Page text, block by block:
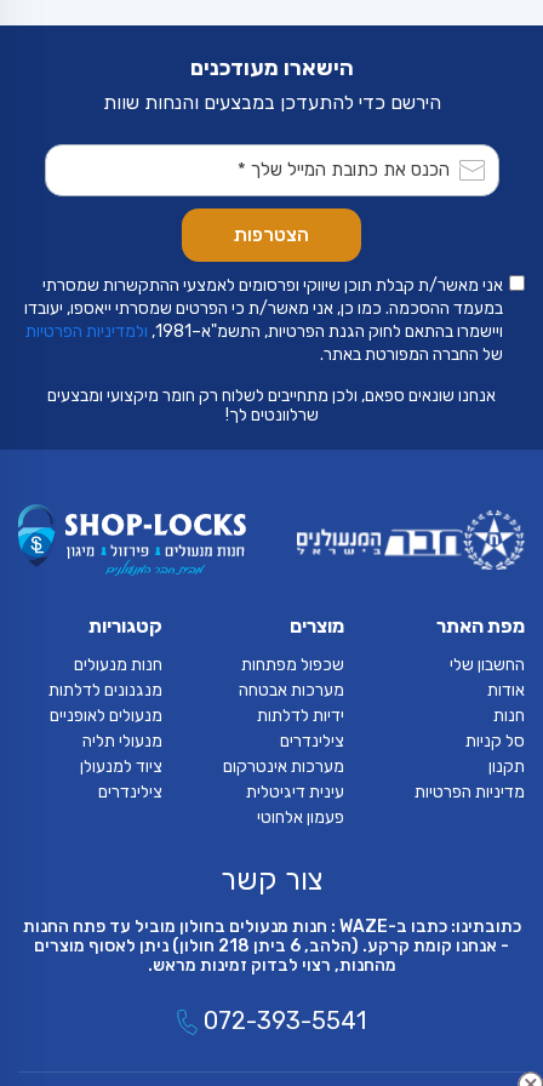
הישארו מעודכנים
הירשם כדי להתעדכן במבצעים והנחות שוות
אני מאשר/ת קבלת תוכן שיווקי ופרסומים לאמצעי ההתקשרות שמסרתי
במעמד ההסכמה. כמו כן, אני מאשר/ת כי הפרטים שמסרתי ייאספו, יעובדו
ויישמרו בהתאם לחוק הגנת הפרטיות, התשמ"א–1981,
ולמדיניות הפרטיות
של החברה המפורטת באתר.
אנחנו שונאים ספאם, ולכן מתחייבים לשלוח רק חומר מיקצועי ומבצעים
שרלוונטים לך!
מפת האתר
החשבון שלי
אודות
חנות
סל קניות
תקנון
מדיניות הפרטיות
מוצרים
שכפול מפתחות
מערכות אבטחה
ידיות לדלתות
צילינדרים
מערכות אינטרקום
עינית דיגיטלית
פעמון אלחוטי
קטגוריות
חנות מנעולים
מנגנונים לדלתות
מנעולים לאופניים
מנעולי תליה
ציוד למנעולן
צילינדרים
צור קשר
כתובתינו: כתבו ב-WAZE : חנות מנעולים בחולון מוביל עד פתח החנות
- אנחנו קומת קרקע. (הלהב, 6 ביתן 218 חולון) ניתן לאסוף מוצרים
מהחנות, רצוי לבדוק זמינות מראש.
072-393-5541